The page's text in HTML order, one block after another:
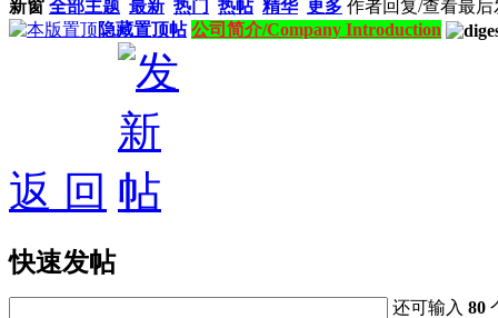
新窗 全部主题 最新 热门 热帖 精华 更多 作者回复/查看最后
隐藏置顶帖 公司简介/Company Introduction
返 回
快速发帖
还可输入80